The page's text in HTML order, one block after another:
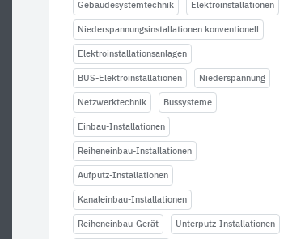
Gebäudesystemtechnik Elektroinstallationen
Niederspannungsinstallationen konventionell
Elektroinstallationsanlagen
BUS-Elektroinstallationen Niederspannung
Netzwerktechnik Bussysteme
Einbau-Installationen
Reiheneinbau-Installationen
Aufputz-Installationen
Kanaleinbau-Installationen
Reiheneinbau-Gerät Unterputz-Installationen